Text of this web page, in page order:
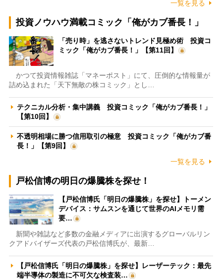
一覧を見る
投資ノウハウ満載コミック「俺がカブ番長！」
「売り時」を逃さないトレンド見極め術 投資コ
ミック「俺がカブ番長！」【第11回】
かつて投資情報雑誌「マネーポスト」にて、圧倒的な情報量が
詰め込まれた「天下無敵の株コミック」とし…
テクニカル分析・集中講義 投資コミック「俺がカブ番長！」
【第10回】
不透明相場に勝つ信用取引の極意 投資コミック「俺がカブ番
長！」【第9回】
一覧を見る
戸松信博の明日の爆騰株を探せ！
【戸松信博氏「明日の爆騰株」を探せ】トーメン
デバイス：サムスンを通じて世界のAIメモリ需
要…
新聞や雑誌など多数の金融メディアに出演するグローバルリン
クアドバイザーズ代表の戸松信博氏が、最新…
【戸松信博氏「明日の爆騰株」を探せ】レーザーテック：最先
端半導体の製造に不可欠な検査装…